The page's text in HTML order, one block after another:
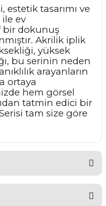
estetik tasarımı ve
ev
bir dokunuş
Akrilik iplik
yüksek
bu serinin neden
arayanların
ortaya
hem görsel
tatmin edici bir
tam size göre